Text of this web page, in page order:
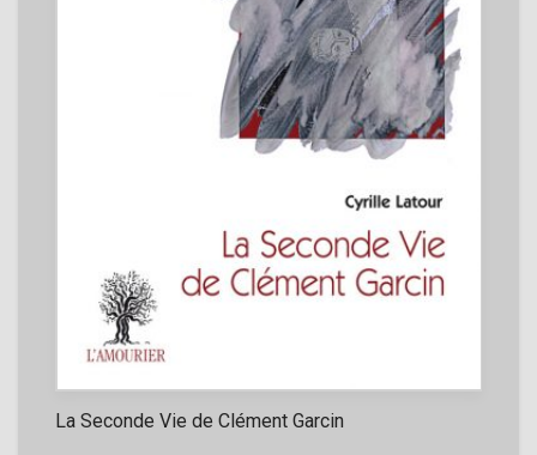
La Seconde Vie de Clément Garcin